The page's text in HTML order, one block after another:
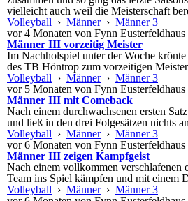
vielleicht auch weil die Meisterschaft
Volleyball › Männer › Männer 3
vor 4 Monaten von Fynn Eusterfeldhaus
Männer III vorzeitig Meister
Im Nachholspiel unter der Woche
des TB Höntrop zum vorzeitigen
Volleyball › Männer › Männer 3
vor 5 Monaten von Fynn Eusterfeldhaus
Männer III mit Comeback
Nach einem durchwachsenen ersten
und ließ in den drei Folgesätzen nichts
Volleyball › Männer › Männer 3
vor 6 Monaten von Fynn Eusterfeldhaus
Männer III zeigen Kampfgeist
Nach einem vollkommen verschlafenen
Team ins Spiel kämpfen und mit einem
Volleyball › Männer › Männer 3